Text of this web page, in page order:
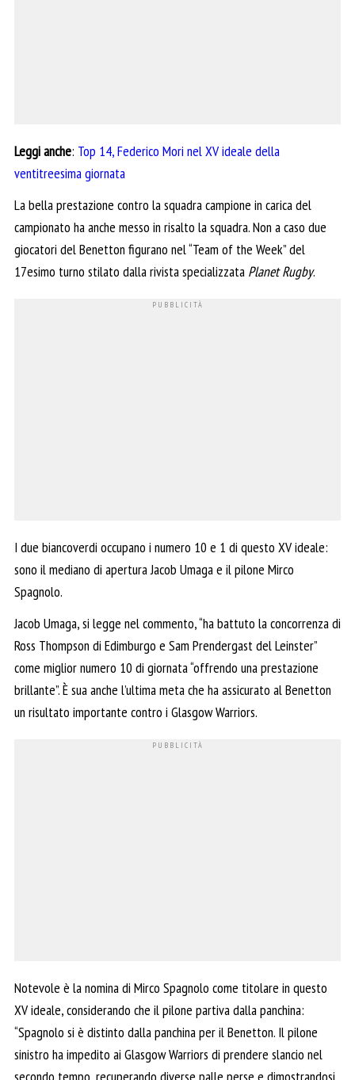
Leggi anche: Top 14, Federico Mori nel XV ideale della
ventitreesima giornata
La bella prestazione contro la squadra campione in carica del
campionato ha anche messo in risalto la squadra. Non a caso due
giocatori del Benetton figurano nel “Team of the Week” del
17esimo turno stilato dalla rivista specializzata Planet Rugby.
I due biancoverdi occupano i numero 10 e 1 di questo XV ideale:
sono il mediano di apertura Jacob Umaga e il pilone Mirco
Spagnolo.
Jacob Umaga, si legge nel commento, “ha battuto la concorrenza di
Ross Thompson di Edimburgo e Sam Prendergast del Leinster”
come miglior numero 10 di giornata “offrendo una prestazione
brillante”. È sua anche l’ultima meta che ha assicurato al Benetton
un risultato importante contro i Glasgow Warriors.
Notevole è la nomina di Mirco Spagnolo come titolare in questo
XV ideale, considerando che il pilone partiva dalla panchina:
“Spagnolo si è distinto dalla panchina per il Benetton. Il pilone
sinistro ha impedito ai Glasgow Warriors di prendere slancio nel